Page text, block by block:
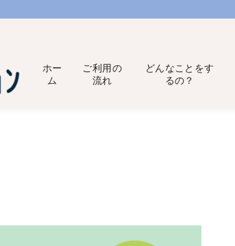
ホー
ム
ご利用の
流れ
どんなことをす
るの？